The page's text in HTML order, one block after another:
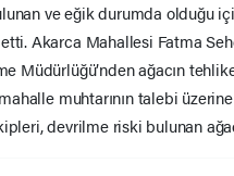
ve eğik durumda olduğu
Akarca Mahallesi Fatma
Müdürlüğü’nden ağacın
muhtarının talebi
devrilme riski bulunan